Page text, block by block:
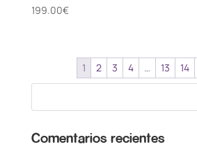
199.00€
1 2 3 4 … 13 14
Comentarios recientes